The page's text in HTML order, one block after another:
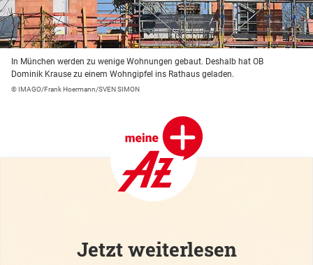
In München werden zu wenige Wohnungen gebaut. Deshalb hat OB
Dominik Krause zu einem Wohngipfel ins Rathaus geladen.
© IMAGO/Frank Hoermann/SVEN SIMON
Jetzt weiterlesen